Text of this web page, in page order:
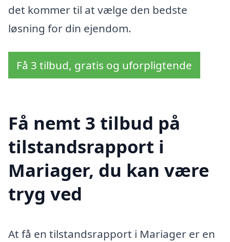
det kommer til at vælge den bedste
løsning for din ejendom.
Få 3 tilbud, gratis og uforpligtende
Få nemt 3 tilbud på
tilstandsrapport i
Mariager, du kan være
tryg ved
At få en tilstandsrapport i Mariager er en